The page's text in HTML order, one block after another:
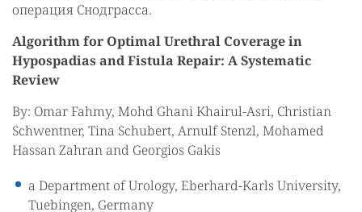
операция Снодграсса.
Algorithm for Optimal Urethral Coverage in
Hypospadias and Fistula Repair: A Systematic
Review
By: Omar Fahmy, Mohd Ghani Khairul-Asri, Christian
Schwentner, Tina Schubert, Arnulf Stenzl, Mohamed
Hassan Zahran and Georgios Gakis
a Department of Urology, Eberhard-Karls University,
Tuebingen, Germany